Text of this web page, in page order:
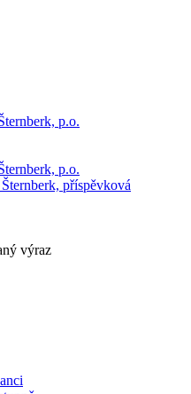
příspěvková
výraz